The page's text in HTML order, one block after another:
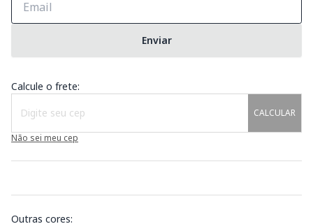
Enviar
Calcule o frete:
CALCULAR
Não sei meu cep
Outras cores: